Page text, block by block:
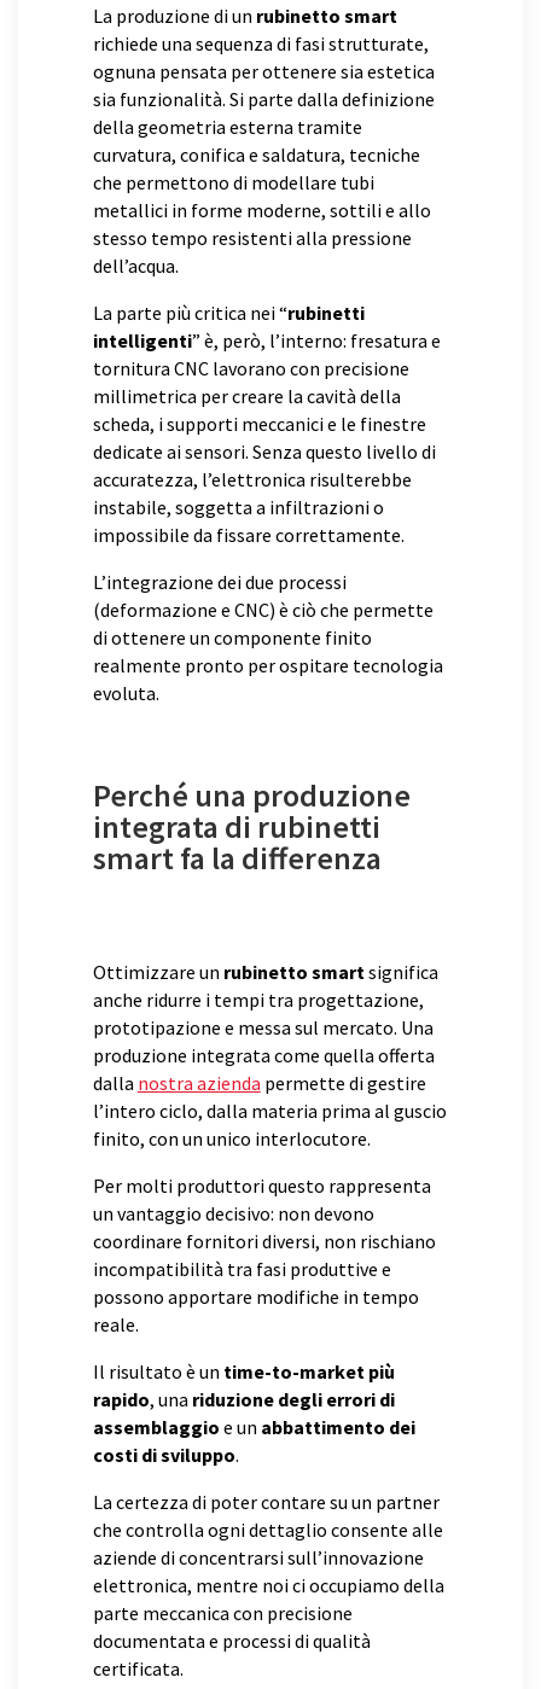
La produzione di un rubinetto smart
richiede una sequenza di fasi strutturate,
ognuna pensata per ottenere sia estetica
sia funzionalità. Si parte dalla definizione
della geometria esterna tramite
curvatura, conifica e saldatura, tecniche
che permettono di modellare tubi
metallici in forme moderne, sottili e allo
stesso tempo resistenti alla pressione
dell’acqua.
La parte più critica nei “rubinetti
intelligenti” è, però, l’interno: fresatura e
tornitura CNC lavorano con precisione
millimetrica per creare la cavità della
scheda, i supporti meccanici e le finestre
dedicate ai sensori. Senza questo livello di
accuratezza, l’elettronica risulterebbe
instabile, soggetta a infiltrazioni o
impossibile da fissare correttamente.
L’integrazione dei due processi
(deformazione e CNC) è ciò che permette
di ottenere un componente finito
realmente pronto per ospitare tecnologia
evoluta.
Perché una produzione
integrata di rubinetti
smart fa la differenza
Ottimizzare un rubinetto smart significa
anche ridurre i tempi tra progettazione,
prototipazione e messa sul mercato. Una
produzione integrata come quella offerta
dalla nostra azienda permette di gestire
l’intero ciclo, dalla materia prima al guscio
finito, con un unico interlocutore.
Per molti produttori questo rappresenta
un vantaggio decisivo: non devono
coordinare fornitori diversi, non rischiano
incompatibilità tra fasi produttive e
possono apportare modifiche in tempo
reale.
Il risultato è un time-to-market più
rapido, una riduzione degli errori di
assemblaggio e un abbattimento dei
costi di sviluppo.
La certezza di poter contare su un partner
che controlla ogni dettaglio consente alle
aziende di concentrarsi sull’innovazione
elettronica, mentre noi ci occupiamo della
parte meccanica con precisione
documentata e processi di qualità
certificata.